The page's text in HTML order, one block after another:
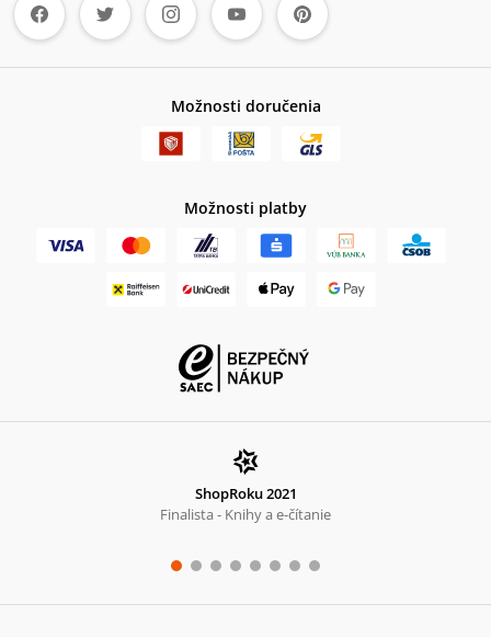
Možnosti doručenia
Možnosti platby
ShopRoku 2021
Finalista - Knihy a e-čítanie